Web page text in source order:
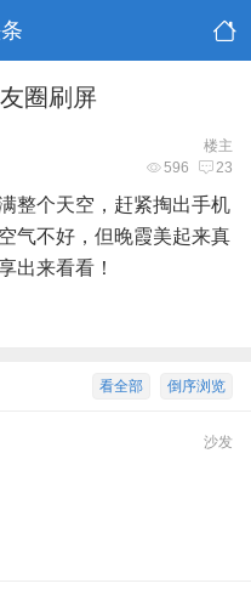
圈刷屏
楼主
596 23
整个天空，赶紧掏出手机
气不好，但晚霞美起来真
出来看看！
倒序浏览
看全部
沙发